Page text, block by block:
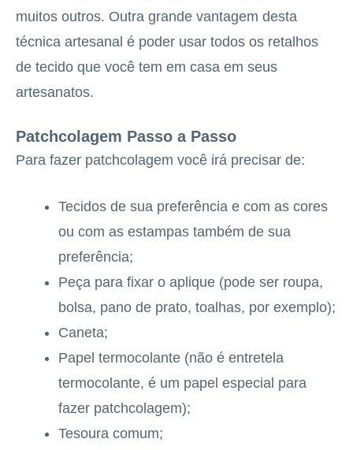
muitos outros. Outra grande vantagem desta
técnica artesanal é poder usar todos os retalhos
de tecido que você tem em casa em seus
artesanatos.
Patchcolagem Passo a Passo
Para fazer patchcolagem você irá precisar de:
Tecidos de sua preferência e com as cores
ou com as estampas também de sua
preferência;
Peça para fixar o aplique (pode ser roupa,
bolsa, pano de prato, toalhas, por exemplo);
Caneta;
Papel termocolante (não é entretela
termocolante, é um papel especial para
fazer patchcolagem);
Tesoura comum;